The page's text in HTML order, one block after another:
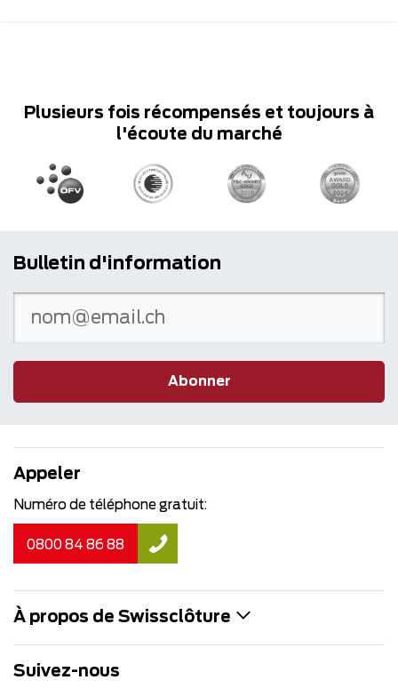
Plusieurs fois récompensés et toujours à
l'écoute du marché
Bulletin d'information
Abonner
Appeler
Numéro de téléphone gratuit:
0800 84 86 88
À propos de Swissclôture
Suivez-nous